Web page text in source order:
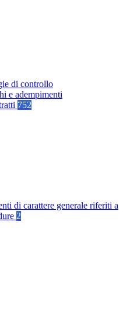
di controllo
e adempimenti
752
di carattere generale riferiti a
2